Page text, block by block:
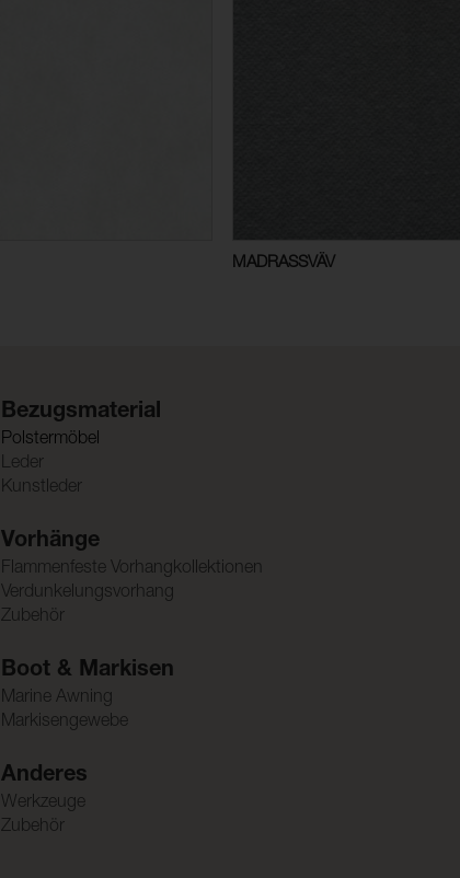
MADRASSVÄV
Bezugsmaterial
Polstermöbel
Leder
Kunstleder
Vorhänge
Flammenfeste Vorhangkollektionen
Verdunkelungsvorhang
Zubehör
Boot & Markisen
Marine Awning
Markisengewebe
Anderes
Werkzeuge
Zubehör